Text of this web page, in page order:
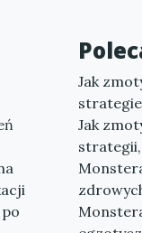
Jak
Jak
strategii,